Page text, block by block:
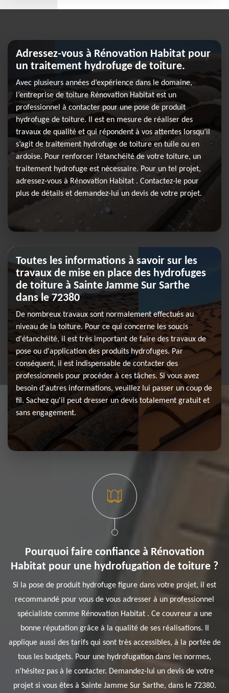
Adressez-vous à Rénovation Habitat pour
un traitement hydrofuge de toiture.
Avec plusieurs années d’expérience dans le domaine,
l’entreprise de toiture Rénovation Habitat est un
professionnel à contacter pour une pose de produit
hydrofuge de toiture. Il est en mesure de réaliser des
travaux de qualité et qui répondent à vos attentes lorsqu’il
s’agit de traitement hydrofuge de toiture en tuile ou en
ardoise. Pour renforcer l’étanchéité de votre toiture, un
traitement hydrofuge est nécessaire. Pour un tel projet,
adressez-vous à Rénovation Habitat . Contactez-le pour
plus de détails et demandez-lui un devis de votre projet.
Toutes les informations à savoir sur les
travaux de mise en place des hydrofuges
de toiture à Sainte Jamme Sur Sarthe
dans le 72380
De nombreux travaux sont normalement effectués au
niveau de la toiture. Pour ce qui concerne les soucis
d'étanchéité, il est très important de faire des travaux de
pose ou d'application des produits hydrofuges. Par
conséquent, il est indispensable de contacter des
professionnels pour procéder à ces tâches. Si vous avez
besoin d'autres informations, veuillez lui passer un coup de
fil. Sachez qu'il peut dresser un devis totalement gratuit et
sans engagement.
Pourquoi faire confiance à Rénovation
Habitat pour une hydrofugation de toiture ?
Si la pose de produit hydrofuge figure dans votre projet, il est
recommandé pour vous de vous adresser à un professionnel
spécialiste comme Rénovation Habitat . Ce couvreur a une
bonne réputation grâce à la qualité de ses réalisations. Il
applique aussi des tarifs qui sont très accessibles, à la portée de
tous les budgets. Pour une hydrofugation dans les normes,
n’hésitez pas à le contacter. Demandez-lui un devis de votre
projet si vous êtes à Sainte Jamme Sur Sarthe, dans le 72380.